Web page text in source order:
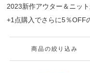
2023新作アウター＆ニット
+1点購入でさらに5％OFF
商品の絞り込み